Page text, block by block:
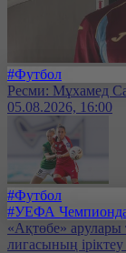
#Футбол
Ресми: Мұхамед
05.08.2026, 16:00
#Футбол
#УЕФА
«Ақтөбе»
лигасының